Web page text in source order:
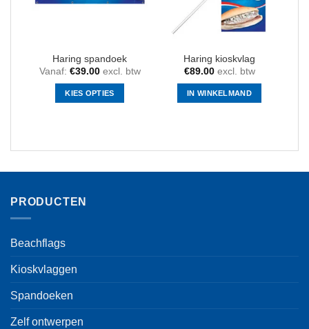
Haring spandoek
Vanaf: €39.00excl. btw
KIES OPTIES
meerdere
Haring kioskvlag
€89.00excl. btw
IN WINKELMAND
PRODUCTEN
Beachflags
Kioskvlaggen
Spandoeken
Zelf ontwerpen